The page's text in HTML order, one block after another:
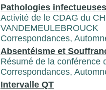
Pathologies
Activité de le CDAG du
VANDEMEULEBROUCK
Correspondances,
Absentéisme et
Résumé de la conférence
Correspondances,
Intervalle QT